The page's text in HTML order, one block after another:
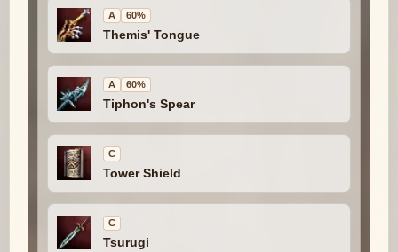
A 60%
Themis' Tongue
A 60%
Tiphon's Spear
C
Tower Shield
C
Tsurugi